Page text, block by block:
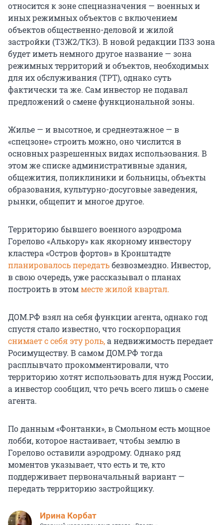
относится к зоне спецназначения — военных и
иных режимных объектов с включением
объектов общественно-деловой и жилой
застройки (Т3Ж2/ТКЗ). В новой редакции ПЗЗ зона
будет иметь немного другое название — зона
режимных территорий и объектов, необходимых
для их обслуживания (ТРТ), однако суть
фактически та же. Сам инвестор не подавал
предложений о смене функциональной зоны.
Жилье — и высотное, и среднеэтажное — в
«спецзоне» строить можно, оно числится в
основных разрешенных видах использования. В
этом же списке административные здания,
общежития, поликлиники и больницы, объекты
образования, культурно-досуговые заведения,
рынки, общепит и многое другое.
Территорию бывшего военного аэродрома
Горелово «Алькору» как якорному инвестору
кластера «Остров фортов» в Кронштадте
планировалось передатьбезвозмездно. Инвестор,
в свою очередь, уже рассказывал о планах
построить в этомместе жилой квартал.
ДОМ.РФ взял на себя функции агента, однако год
спустя стало известно, что госкорпорация
снимает с себя эту роль,а недвижимость передает
Росимуществу. В самом ДОМ.РФ тогда
расплывчато прокомментировали, что
территорию хотят использовать для нужд России,
а инвестор сообщил, что речь всего лишь о смене
агента.
По данным «Фонтанки», в Смольном есть мощное
лобби, которое настаивает, чтобы землю в
Горелово оставили аэродрому. Однако ряд
моментов указывает, что есть и те, кто
поддерживает первоначальный вариант —
передать территорию застройщику.
Иpина Корбат